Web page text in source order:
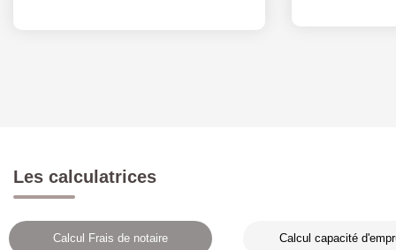
Les calculatrices
Calcul Frais de notaire Calcul capacité